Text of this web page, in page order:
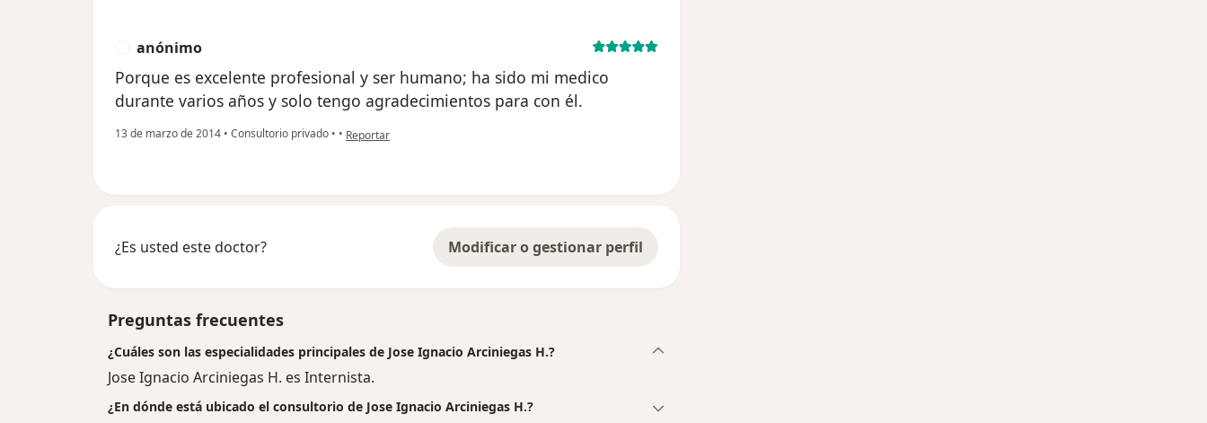
anónimo
Porque es excelente profesional y ser humano; ha sido mi medico
durante varios años y solo tengo agradecimientos para con él.
13 de marzo de 2014 • Consultorio privado • • en opinión del usuario anónimo
Reportar
¿Es usted este doctor? Modificar o gestionar perfil
Preguntas frecuentes
¿Cuáles son las especialidades principales de Jose Ignacio Arciniegas H.?
Jose Ignacio Arciniegas H. es Internista.
¿En dónde está ubicado el consultorio de Jose Ignacio Arciniegas H.?